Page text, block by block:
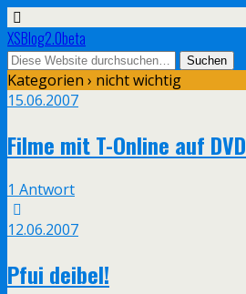
XSBlog2.0beta
Kategorien › nicht wichtig
15.06.2007
Filme mit T-Online auf
1 Antwort
12.06.2007
Pfui deibel!